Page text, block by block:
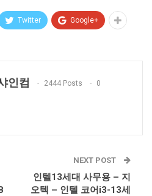
Twitter Google+
인컴 2444 Posts 0
NEXT POST
인텔13세대 사무용 – 지
오텍 – 인텔 코어i3-13세